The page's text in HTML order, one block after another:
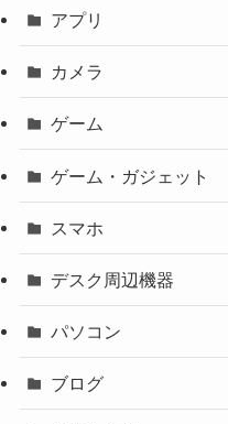
アプリ
カメラ
ゲーム
ゲーム・ガジェット
スマホ
デスク周辺機器
パソコン
ブログ